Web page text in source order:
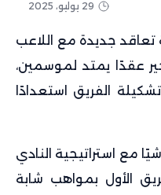
29 يوليو، 2025
تعاقد جديدة مع اللاعب
عقدًا يمتد لموسمين،
الفريق استعدادًا
مع استراتيجية النادي
الأول بمواهب شابة